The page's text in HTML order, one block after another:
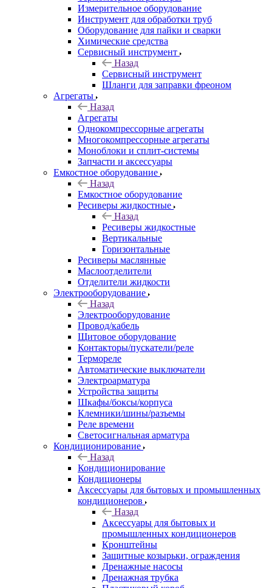
Измерительное оборудование
Инструмент для обработки труб
Оборудование для пайки и сварки
Химические средства
Сервисный инструмент
Назад
Сервисный инструмент
Шланги для заправки фреоном
Агрегаты
Назад
Агрегаты
Однокомпрессорные агрегаты
Многокомпрессорные агрегаты
Моноблоки и сплит-системы
Запчасти и аксессуары
Емкостное оборудование
Назад
Емкостное оборудование
Ресиверы жидкостные
Назад
Ресиверы жидкостные
Вертикальные
Горизонтальные
Ресиверы маслянные
Маслоотделители
Отделители жидкости
Электрооборудование
Назад
Электрооборудование
Провод/кабель
Щитовое оборудование
Контакторы/пускатели/реле
Термореле
Автоматические выключатели
Электроарматура
Устройства защиты
Шкафы/боксы/корпуса
Клемники/шины/разъемы
Реле времени
Светосигнальная арматура
Кондиционирование
Назад
Кондиционирование
Кондиционеры
Аксессуары для бытовых и промышленных
кондиционеров
Назад
Аксессуары для бытовых и
промышленных кондиционеров
Кронштейны
Защитные козырьки, ограждения
Дренажные насосы
Дренажная трубка